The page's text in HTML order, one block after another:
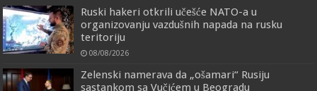
Ruski hakeri otkrili učešće NATO-a u
organizovanju vazdušnih napada na rusku
teritoriju
08/08/2026
Zelenski namerava da „ošamari“ Rusiju
sastankom sa Vučićem u Beogradu